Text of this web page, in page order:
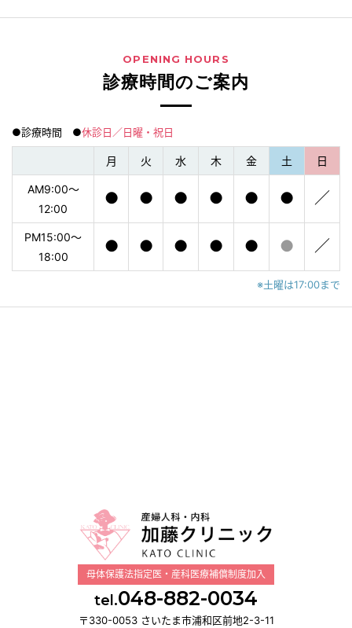
OPENING HOURS
診療時間のご案内
●診療時間 ●休診日／日曜・祝日
月 火 水 木 金 土 日
AM9:00〜
12:00
● ● ● ● ● ● ／
PM15:00〜
18:00
● ● ● ● ● ● ／
※土曜は17:00まで
母体保護法指定医・産科医療補償制度加入
tel.048-882-0034
〒330-0053 さいたま市浦和区前地2-3-11